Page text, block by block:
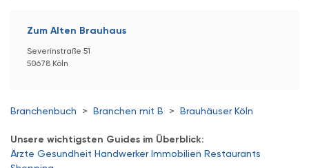
Zum Alten Brauhaus
Severinstraße 51
50678 Köln
Branchenbuch > Branchen mit B > Brauhäuser Köln
Unsere wichtigsten Guides im Überblick:
Ärzte Gesundheit Handwerker Immobilien Restaurants